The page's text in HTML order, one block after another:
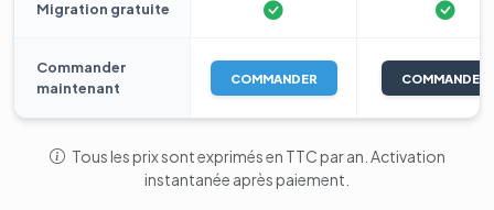
Migration gratuite
Commander
maintenant
COMMANDER COMMANDER
Tous les prix sont exprimés en TTC par an. Activation
instantanée après paiement.